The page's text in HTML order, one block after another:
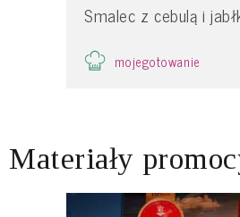
Smalec z cebulą i
mojegotowanie
Materiały